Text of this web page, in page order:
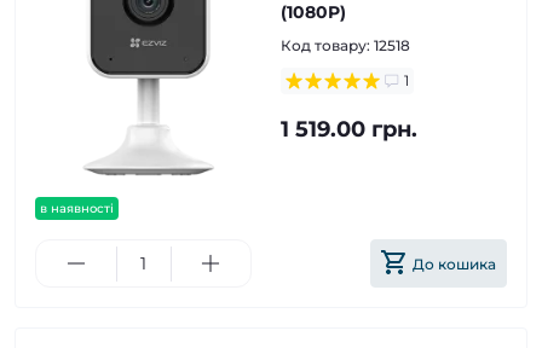
в наявності
(1080P)
Код товару: 12518
1
1 519.00 грн.
До кошика